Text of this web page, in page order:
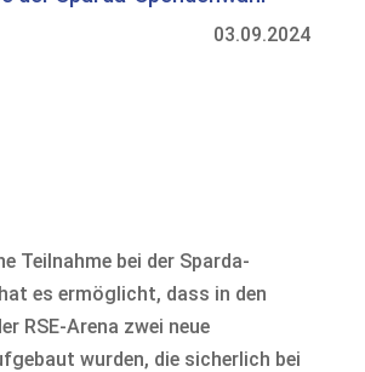
03.09.2024
Teilnahme bei der Sparda-
es ermöglicht, dass in den
RSE-Arena zwei neue
wurden, die sicherlich bei